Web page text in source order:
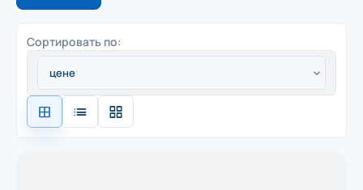
Сортировать по: